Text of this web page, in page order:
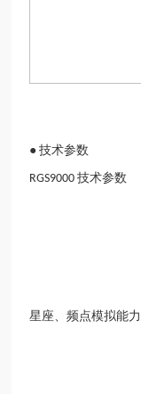
● 技术参数
RGS9000技术参数
星座、频点模拟能力